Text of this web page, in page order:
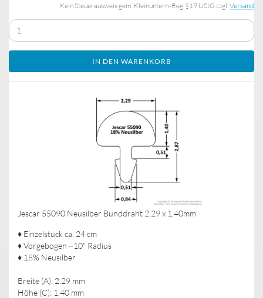
Kein Steuerausweis gem. Kleinuntern.-Reg. §19 UStG zzgl. Versand
IN DEN WARENKORB
Jescar 55090 Neusilber Bunddraht 2,29 x 1,40mm
♦ Einzelstück ca. 24 cm
♦ Vorgebogen ~10" Radius
♦ 18% Neusilber
Breite (A): 2,29 mm
Höhe (C): 1,40 mm